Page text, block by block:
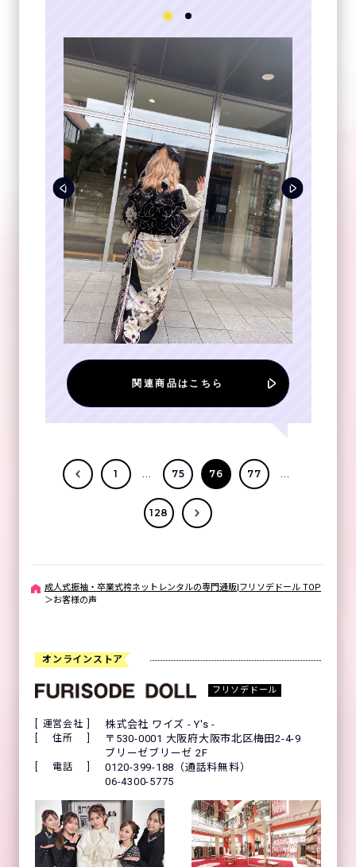
関連商品はこちら
1 75 76 77
128
成人式振袖・卒業式袴ネットレンタルの専門通販|フリソデドール TOP
＞お客様の声
オンラインストア
フリソデドール
運営会社 株式会社 ワイズ - Y's -
住所
〒530-0001 大阪府大阪市北区梅田2-4-9
ブリーゼブリーゼ 2F
電話
0120-399-188（通話料無料）
06-4300-5775